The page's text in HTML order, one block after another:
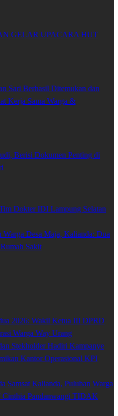
GELAR UPACARA HUT
Sari Berhasil Ditemukan dan
Kerja Sama Warga &
Berisi Dokumen Penting di
Dokter IDI Lampung Selatan
Desa Maja, Kalianda: Dua
Sakit
2026: Wakil Ketua III DPRD
Warga Way Urang
Stekholder Hadiri Kampanye
Kantor Operasional KPI
Kalianda, Puluhan Warga
Pandanwangi TIDAK